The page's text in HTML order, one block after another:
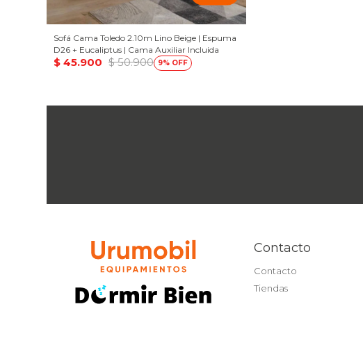
Sofá Cama Toledo 2.10m Lino Beige | Espuma
D26 + Eucaliptus | Cama Auxiliar Incluida
$ 45.900 $ 50.900 9
Contacto
Contacto
Tiendas